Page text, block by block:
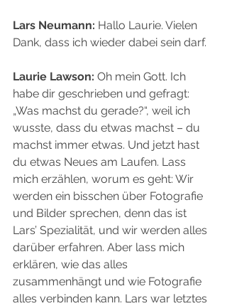
Lars Neumann: Hallo Laurie. Vielen
Dank, dass ich wieder dabei sein darf.
Laurie Lawson: Oh mein Gott. Ich
habe dir geschrieben und gefragt:
„Was machst du gerade?“, weil ich
wusste, dass du etwas machst – du
machst immer etwas. Und jetzt hast
du etwas Neues am Laufen. Lass
mich erzählen, worum es geht: Wir
werden ein bisschen über Fotografie
und Bilder sprechen, denn das ist
Lars’ Spezialität, und wir werden alles
darüber erfahren. Aber lass mich
erklären, wie das alles
zusammenhängt und wie Fotografie
alles verbinden kann. Lars war letztes